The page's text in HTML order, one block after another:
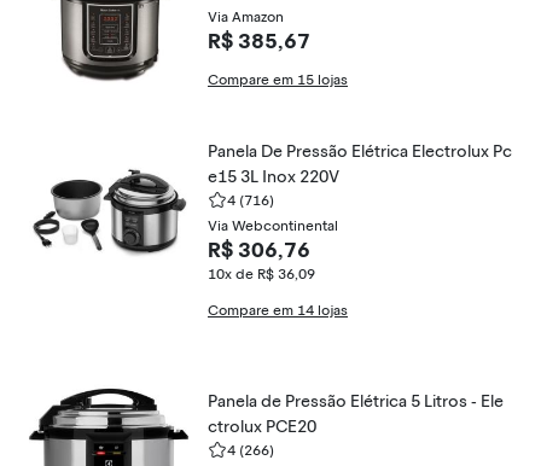
Via Amazon
R$ 385,67
Compare em 15 lojas
Panela De Pressão Elétrica Electrolux Pc
e15 3L Inox 220V
4 (716)
Via Webcontinental
R$ 306,76
10x de R$ 36,09
Compare em 14 lojas
Panela de Pressão Elétrica 5 Litros - Ele
ctrolux PCE20
4 (266)